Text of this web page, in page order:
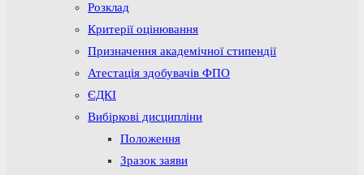
Розклад
Критерії оцінювання
Призначення академічної стипендії
Атестація здобувачів ФПО
ЄДКІ
Вибіркові дисципліни
Положення
Зразок заяви